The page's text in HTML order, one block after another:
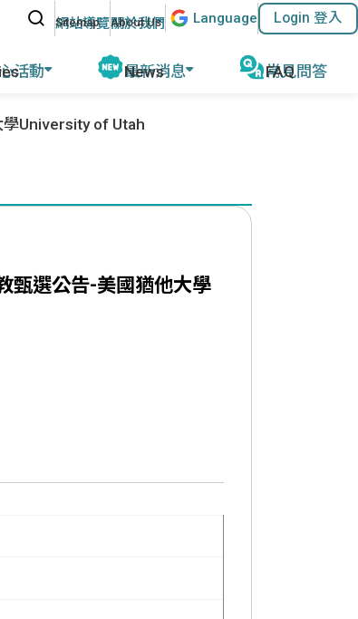
站內搜尋
網站導覽關於我們 Language Login 登入
執行學校網站與聯繫資訊
活動 最新消息
公告及活動
常見問答
學University of Utah
甄選公告-美國猶他大學